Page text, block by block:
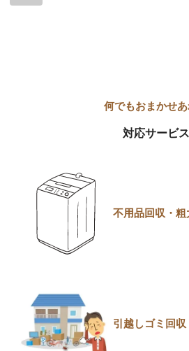
対応サービス
不用品回収・
引越しゴミ回収